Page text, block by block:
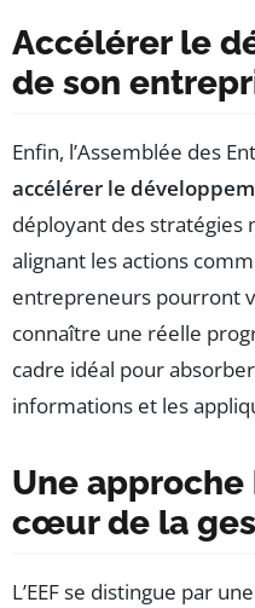
Accélérer le
de son
Enfin, l’Assemblée des
accélérer le
déployant des stratégies
alignant les actions
entrepreneurs pourront
connaître une réelle
cadre idéal pour
informations et les
Une
cœur de la
L’EEF se distingue par